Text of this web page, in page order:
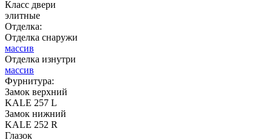
ДНТ
C53
Класс двери
элитные
Отделка:
Отделка снаружи
массив
Отделка изнутри
массив
Фурнитура:
Замок верхний
KALE 257 L
Замок нижний
KALE 252 R
Глазок